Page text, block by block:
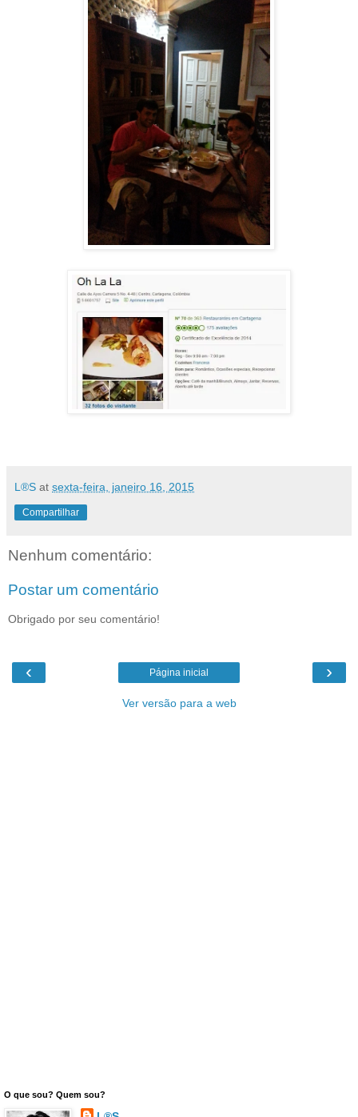
L®S at sexta-feira, janeiro 16, 2015
Compartilhar
Nenhum comentário:
Postar um comentário
Obrigado por seu comentário!
‹ ›
Página inicial
Ver versão para a web
O que sou? Quem sou?